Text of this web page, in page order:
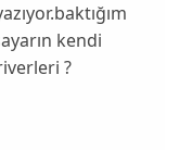
kendi
?